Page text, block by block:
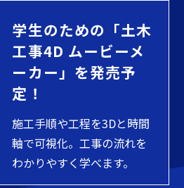
学生のための「土木
工事4D ムービーメ
ーカー」を発売予
定！
施工手順や工程を3Dと時間
軸で可視化。工事の流れを
わかりやすく学べます。